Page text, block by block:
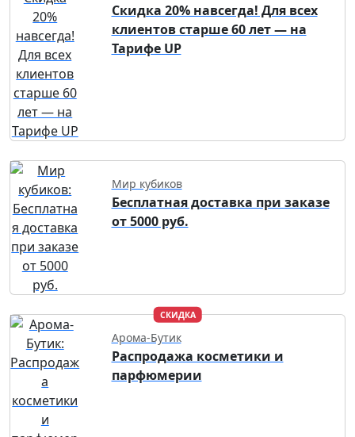
Скидка 20% навсегда! Для всех
клиентов старше 60 лет — на
Тарифе UP
Мир кубиков
Бесплатная доставка при заказе
от 5000 руб.
СКИДКА
Арома-Бутик
Распродажа косметики и
парфюмерии